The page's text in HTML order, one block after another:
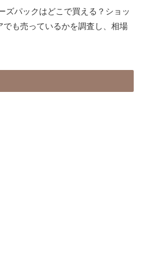
ズパックはどこで買える？ショッ
も売っているかを調査し、相場